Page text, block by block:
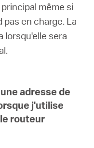
même si
pas en charge. La
lorsqu'elle sera
adresse de
j'utilise
routeur